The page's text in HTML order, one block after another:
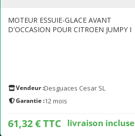
MOTEUR ESSUIE-GLACE AVANT
D'OCCASION POUR CITROEN JUMPY I
Vendeur :Desguaces Cesar SL
Garantie :12 mois
61,32 € TTC livraison incluse